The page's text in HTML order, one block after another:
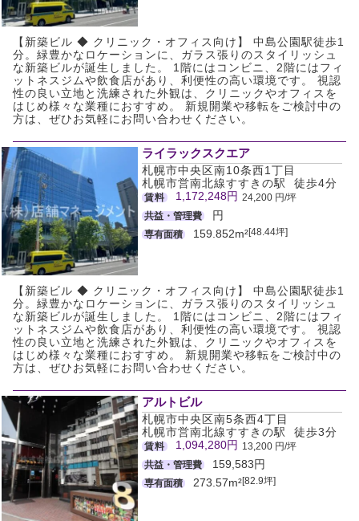
【新築ビル ◆ クリニック・オフィス向け】 中島公園駅徒歩1
分。緑豊かなロケーションに、ガラス張りのスタイリッシュ
な新築ビルが誕生しました。 1階にはコンビニ、2階にはフィ
ットネスジムや飲食店があり、利便性の高い環境です。 視認
性の良い立地と洗練された外観は、クリニックやオフィスを
はじめ様々な業種におすすめ。 新規開業や移転をご検討中の
方は、ぜひお気軽にお問い合わせください。
ライラックスクエア
札幌市中央区南10条西1丁目
札幌市営南北線すすきの駅 徒歩4分
賃料 1,172,248円 24,200 円/坪
共益・管理費
円
専有面積 159.852m²[48.44坪]
【新築ビル ◆ クリニック・オフィス向け】 中島公園駅徒歩1
分。緑豊かなロケーションに、ガラス張りのスタイリッシュ
な新築ビルが誕生しました。 1階にはコンビニ、2階にはフィ
ットネスジムや飲食店があり、利便性の高い環境です。 視認
性の良い立地と洗練された外観は、クリニックやオフィスを
はじめ様々な業種におすすめ。 新規開業や移転をご検討中の
方は、ぜひお気軽にお問い合わせください。
アルトビル
札幌市中央区南5条西4丁目
札幌市営南北線すすきの駅 徒歩3分
賃料 1,094,280円 13,200 円/坪
共益・管理費
159,583円
専有面積 273.57m²[82.9坪]